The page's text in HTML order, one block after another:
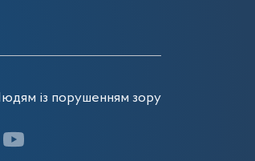
із порушенням зору